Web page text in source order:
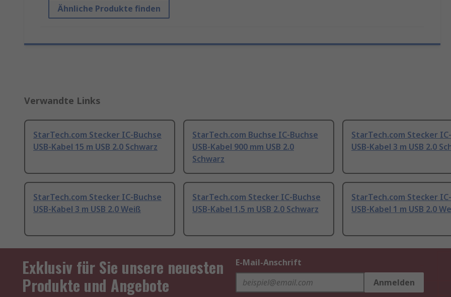
Ähnliche Produkte finden
Verwandte Links
StarTech.com Stecker IC-Buchse
USB-Kabel 15 m USB 2.0 Schwarz
StarTech.com Buchse IC-Buchse
USB-Kabel 900 mm USB 2.0
Schwarz
StarTech.com Stecker
USB-Kabel 3 m USB 2.0
StarTech.com Stecker IC-Buchse
USB-Kabel 3 m USB 2.0 Weiß
StarTech.com Stecker IC-Buchse
USB-Kabel 1.5 m USB 2.0 Schwarz
StarTech.com Stecker
USB-Kabel 1 m USB 2.0
Exklusiv für Sie unsere neuesten
Produkte und Angebote
E-Mail-Anschrift
Anmelden